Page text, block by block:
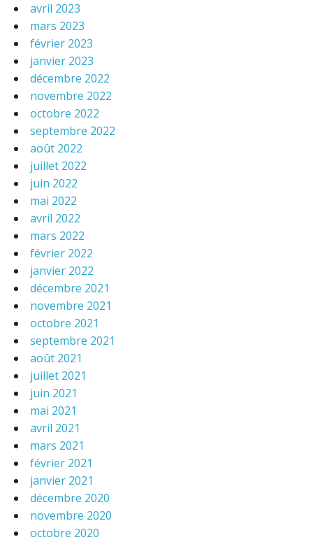
avril 2023
mars 2023
février 2023
janvier 2023
décembre 2022
novembre 2022
octobre 2022
septembre 2022
août 2022
juillet 2022
juin 2022
mai 2022
avril 2022
mars 2022
février 2022
janvier 2022
décembre 2021
novembre 2021
octobre 2021
septembre 2021
août 2021
juillet 2021
juin 2021
mai 2021
avril 2021
mars 2021
février 2021
janvier 2021
décembre 2020
novembre 2020
octobre 2020